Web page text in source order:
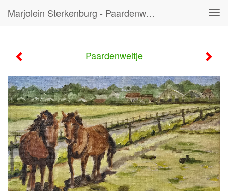
Marjolein Sterkenburg - Paardenweitje
Paardenweitje